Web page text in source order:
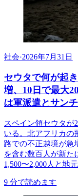
社会·2026年7月31日
セウタで何が起
増、10日で最大
は軍派遣とサン
スペイン領セウタが
いる。北アフリカの
路での不正越境が急
を含む数百人が新た
1,500〜2,000人と地
9 分で読めます